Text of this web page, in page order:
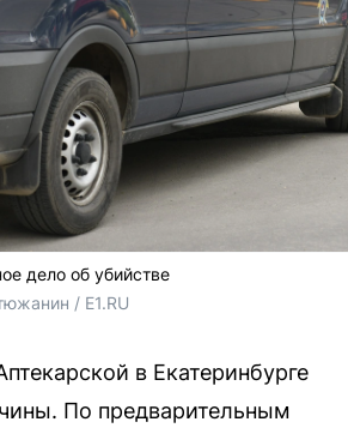
дело об убийстве
/ E1.RU
в Екатеринбурге
По предварительным